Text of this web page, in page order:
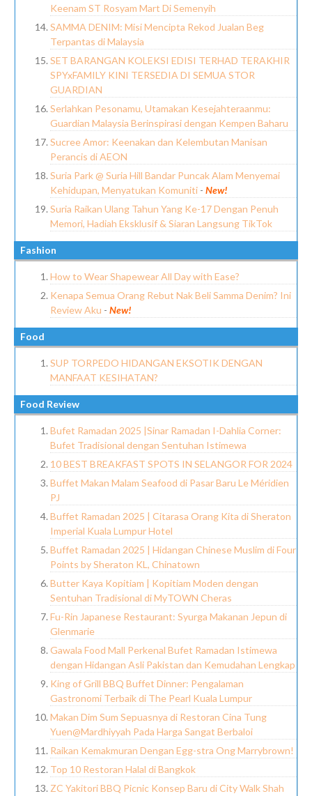
Keenam ST Rosyam Mart Di Semenyih
SAMMA DENIM: Misi Mencipta Rekod Jualan Beg
Terpantas di Malaysia
SET BARANGAN KOLEKSI EDISI TERHAD TERAKHIR
SPYxFAMILY KINI TERSEDIA DI SEMUA STOR
GUARDIAN
Serlahkan Pesonamu, Utamakan Kesejahteraanmu:
Guardian Malaysia Berinspirasi dengan Kempen Baharu
Sucree Amor: Keenakan dan Kelembutan Manisan
Perancis di AEON
Suria Park @ Suria Hill Bandar Puncak Alam Menyemai
Kehidupan, Menyatukan Komuniti -New!
Suria Raikan Ulang Tahun Yang Ke-17 Dengan Penuh
Memori, Hadiah Eksklusif & Siaran Langsung TikTok
Fashion
How to Wear Shapewear All Day with Ease?
Kenapa Semua Orang Rebut Nak Beli Samma Denim? Ini
Review Aku -New!
Food
SUP TORPEDO HIDANGAN EKSOTIK DENGAN
MANFAAT KESIHATAN?
Food Review
Bufet Ramadan 2025 |Sinar Ramadan I-Dahlia Corner:
Bufet Tradisional dengan Sentuhan Istimewa
10 BEST BREAKFAST SPOTS IN SELANGOR FOR 2024
Buffet Makan Malam Seafood di Pasar Baru Le Méridien
PJ
Buffet Ramadan 2025 | Citarasa Orang Kita di Sheraton
Imperial Kuala Lumpur Hotel
Buffet Ramadan 2025 | Hidangan Chinese Muslim di Four
Points by Sheraton KL, Chinatown
Butter Kaya Kopitiam | Kopitiam Moden dengan
Sentuhan Tradisional di MyTOWN Cheras
Fu-Rin Japanese Restaurant: Syurga Makanan Jepun di
Glenmarie
Gawala Food Mall Perkenal Bufet Ramadan Istimewa
dengan Hidangan Asli Pakistan dan Kemudahan Lengkap
King of Grill BBQ Buffet Dinner: Pengalaman
Gastronomi Terbaik di The Pearl Kuala Lumpur
Makan Dim Sum Sepuasnya di Restoran Cina Tung
Yuen@Mardhiyyah Pada Harga Sangat Berbaloi
Raikan Kemakmuran Dengan Egg-stra Ong Marrybrown!
Top 10 Restoran Halal di Bangkok
ZC Yakitori BBQ Picnic Konsep Baru di City Walk Shah